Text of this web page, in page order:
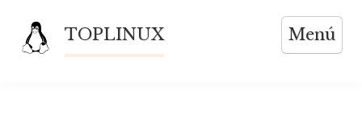
contenido
TOPLINUX Menú